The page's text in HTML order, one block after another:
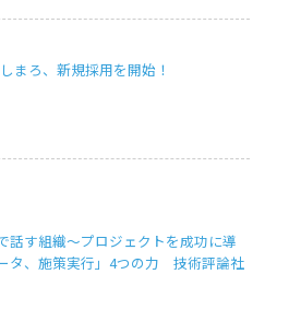
まろ、新規採用を開始！
話す組織〜プロジェクトを成功に導
タ、施策実行」4つの力 技術評論社